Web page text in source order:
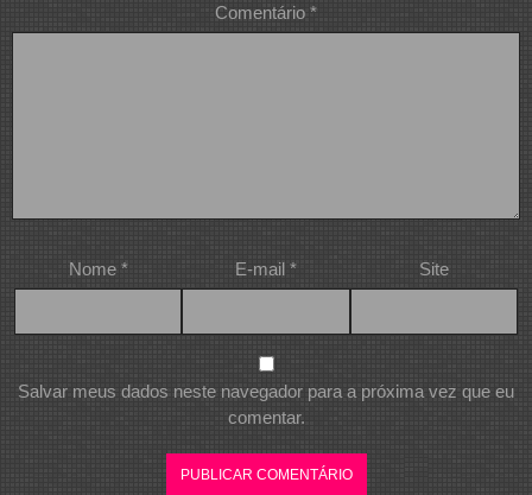
Comentário *
Nome * E-mail * Site
Salvar meus dados neste navegador para a próxima vez que eu
comentar.